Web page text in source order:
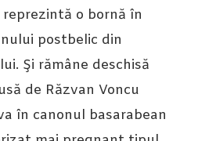
reprezintă o bornă în
postbelic din
Şi rămâne deschisă
de Răzvan Voncu
în canonul basarabean